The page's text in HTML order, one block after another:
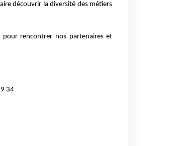
découvrir la diversité des métiers
rencontrer nos partenaires et
34